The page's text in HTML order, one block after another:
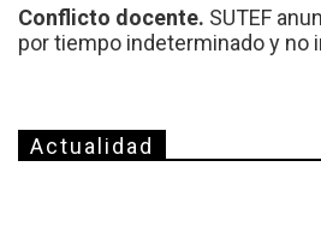
Conflicto docente. SUTEF
por tiempo indeterminado y no
Actualidad